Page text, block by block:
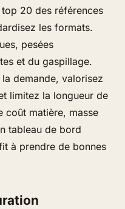
20 des références
les formats.
pesées
et du gaspillage.
demande, valorisez
limitez la longueur de
coût matière, masse
tableau de bord
à prendre de bonnes